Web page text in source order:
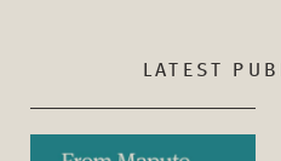
LATEST